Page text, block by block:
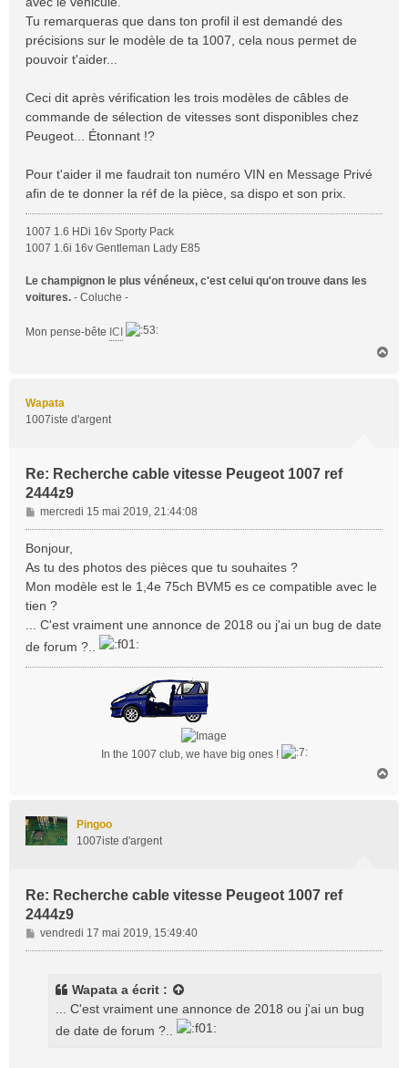
e
Tu remarqueras que dans ton profil il est demandé des
précisions sur le modèle de ta 1007, cela nous permet de
pouvoir t'aider...
Ceci dit après vérification les trois modèles de câbles de
commande de sélection de vitesses sont disponibles chez
Peugeot... Étonnant !?
Pour t'aider il me faudrait ton numéro VIN en Message Privé
afin de te donner la réf de la pièce, sa dispo et son prix.
1007 1.6 HDi 16v Sporty Pack
1007 1.6i 16v Gentleman Lady E85
Le champignon le plus vénéneux, c'est celui qu'on trouve dans les
voitures. - Coluche -
Mon pense-bête ICI
Wapata
1007iste d'argent
Re: Recherche cable vitesse Peugeot 1007 ref
2444z9
M
e
s
g
e
mercredi 15 mai 2019, 21:44:08
Bonjour,
As tu des photos des pièces que tu souhaites ?
Mon modèle est le 1,4e 75ch BVM5 es ce compatible avec le
tien ?
... C'est vraiment une annonce de 2018 ou j'ai un bug de date
de forum ?..
In the 1007 club, we have big ones !
Pingoo
1007iste d'argent
Re: Recherche cable vitesse Peugeot 1007 ref
2444z9
M
e
vendredi 17 mai 2019, 15:49:40
Wapata a écrit :
... C'est vraiment une annonce de 2018 ou j'ai un bug
de date de forum ?..